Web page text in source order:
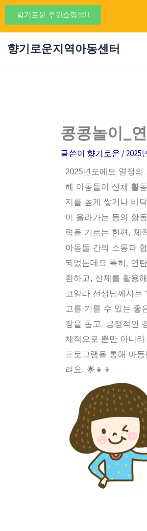
콘
텐
건
향기로운 후원쇼핑몰
향기로운지역아동센터
콩콩놀이_
글쓴이 향기로운 /2025
2025년도에도 열정
해 아동들이 신체 활
지를 높게 쌓거나 바
이 올라가는 등의 활
력을 기르는 한편, 체
아동들 간의 소통과
되었는데요 특히, 연
환하고, 신체를 활용
코알라 선생님께서는
고를 기를 수 있는 좋
장을 돕고, 긍정적인
체적으로 뿐만 아니
프로그램을 통해 아
려요. 🌟👧👦